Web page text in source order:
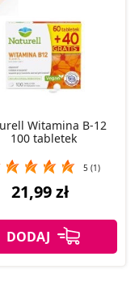
Witamina B-12
100 tabletek
5 (1)
21,99 zł